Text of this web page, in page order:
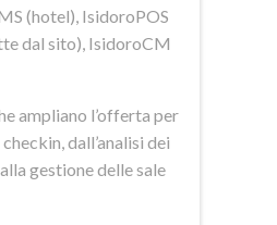
(hotel), IsidoroPOS
dal sito), IsidoroCM
ampliano l’offerta per
dall’analisi dei
gestione delle sale